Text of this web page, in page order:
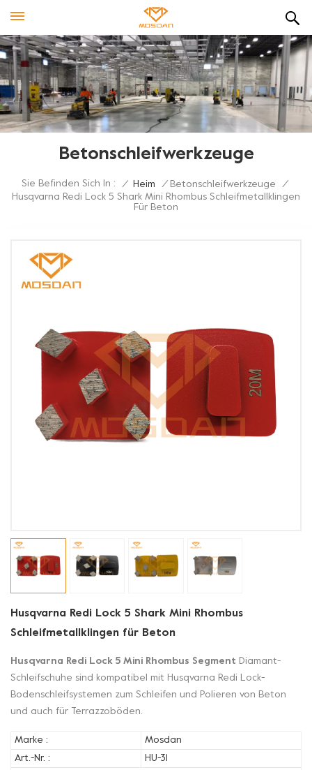
Betonschleifwerkzeuge
Sie Befinden Sich In : / Heim / Betonschleifwerkzeuge
/
Husqvarna Redi Lock 5 Shark Mini Rhombus Schleifmetallklingen
Für Beton
Husqvarna Redi Lock 5 Shark Mini Rhombus
Schleifmetallklingen für Beton
Husqvarna Redi Lock 5 Mini Rhombus Segment Diamant-
Schleifschuhe sind kompatibel mit Husqvarna Redi Lock-
Bodenschleifsystemen zum Schleifen und Polieren von Beton
und auch für Terrazzoböden.
Marke :
Mosdan
Art.-Nr. :
HU-31